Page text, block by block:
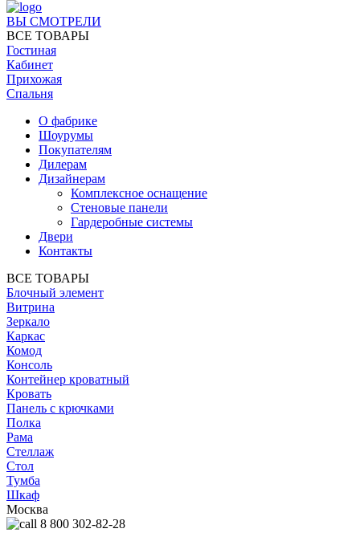
ВЫ СМОТРЕЛИ
ВСЕ ТОВАРЫ
Гостиная
Кабинет
Прихожая
Спальня
О фабрике
Шоурумы
Покупателям
Дилерам
Дизайнерам
Комплексное оснащение
Стеновые панели
Гардеробные системы
Двери
Контакты
ВСЕ ТОВАРЫ
Блочный элемент
Витрина
Зеркало
Каркас
Комод
Консоль
Контейнер кроватный
Кровать
Панель с крючками
Полка
Рама
Стеллаж
Стол
Тумба
Шкаф
Москва
8 800 302-82-28